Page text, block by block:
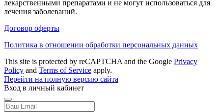
лекарственными препаратами и не могут использоваться для
лечения заболеваний.
Договор оферты
Политика в отношении обработки персональных данных
This site is protected by reCAPTCHA and the Google Privacy
Policy and Terms of Service apply.
Перейти на полную версию сайта
Вход в личный кабинет